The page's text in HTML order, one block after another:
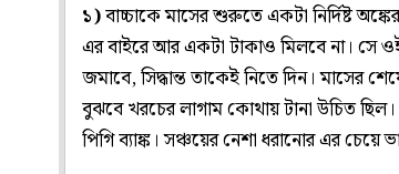
১)বাচ্চাকে মাসের শুরুতে একটা নির্দিষ্ট
এর বাইরে আর একটা টাকাও মিলবে না। সে
জমাবে, সিদ্ধান্ত তাকেই নিতে দিন। মাসের
বুঝবে খরচের লাগাম কোথায় টানা উচিত ছিল।
পিগি ব্যাঙ্ক। সঞ্চয়ের নেশা ধরানোর এর